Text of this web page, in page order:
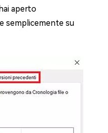
aperto
semplicemente su